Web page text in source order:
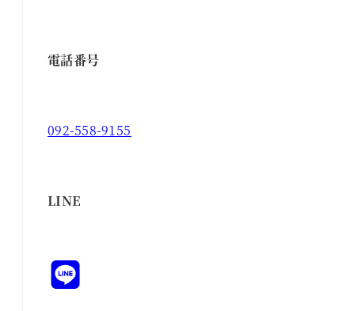
電話番号
092-558-9155
LINE